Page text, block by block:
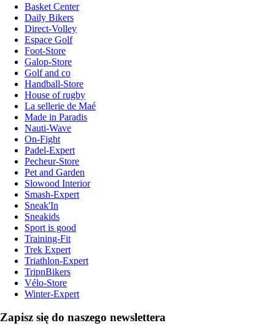
Basket Center
Daily Bikers
Direct-Volley
Espace Golf
Foot-Store
Galop-Store
Golf and co
Handball-Store
House of rugby
La sellerie de Maé
Made in Paradis
Nauti-Wave
On-Fight
Padel-Expert
Pecheur-Store
Pet and Garden
Slowood Interior
Smash-Expert
Sneak'In
Sneakids
Sport is good
Training-Fit
Trek Expert
Triathlon-Expert
TripnBikers
Vélo-Store
Winter-Expert
Zapisz się do naszego newslettera